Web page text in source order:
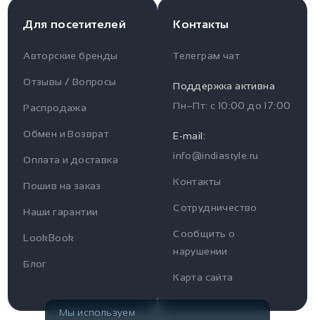
Контакты
Часы работы поддержки
Пн-Пт c 10:00 до 17:00
Telegram
E-mail
Для пользователя
Информация
Наши гарантии
Контакты
Публичная оферта
Мы используем
Для посетителей
Авторские бренды
Отзывы / Вопросы
Распродажа
Обмен и Возврат
Оплата и доставка
Пошив на заказ
Наши гарантии
LookBook
Блог
Контакты
Телеграм чат
Поддержка активна
Пн–Пт: с 10:00 до 17:00
E-mail:
info@indiastyle.ru
Контакты
Сотрудничество
Сообщить о
нарушении
Карта сайта